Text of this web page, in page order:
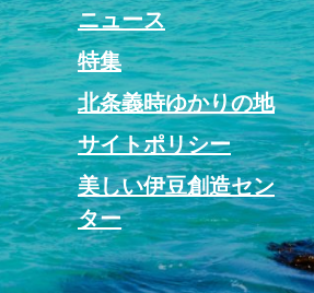
ニュース
特集
北条義時ゆかりの地
サイトポリシー
美しい伊豆創造セン
ター